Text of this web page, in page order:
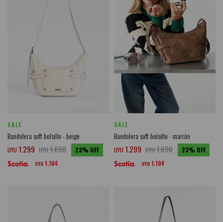
SALE
Bandolera soft bolsillo - beige
UYU 1.299 UYU1.690 23
UYU 1.104
SALE
Bandolera soft bolsillo - marrón
UYU 1.299 UYU1.690 23
UYU 1.104